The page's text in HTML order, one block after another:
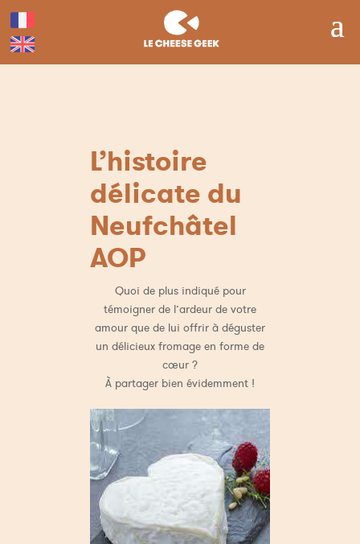
L’histoire
délicate du
Neufchâtel
AOP
Quoi de plus indiqué pour
témoigner de l’ardeur de votre
amour que de lui offrir à déguster
un délicieux fromage en forme de
cœur ?
À partager bien évidemment !